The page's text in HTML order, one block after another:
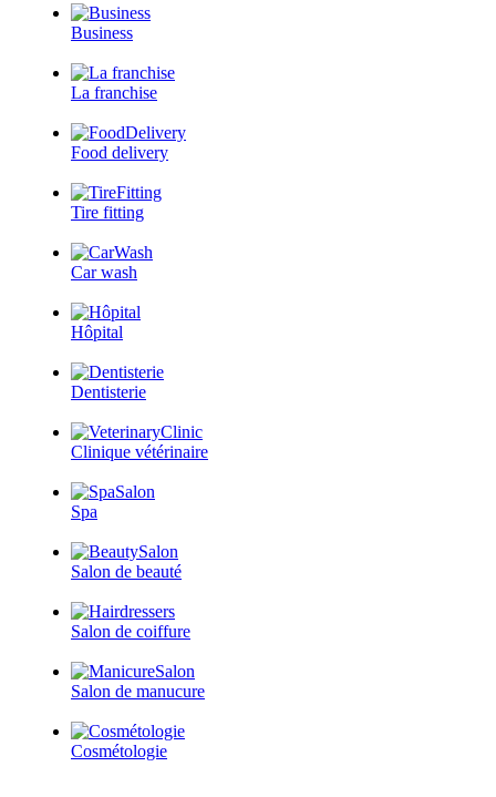
Business
La franchise
Food delivery
Tire fitting
Car wash
Hôpital
Dentisterie
Clinique vétérinaire
Spa
Salon de beauté
Salon de coiffure
Salon de manucure
Cosmétologie